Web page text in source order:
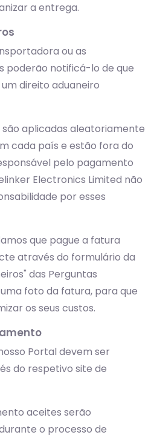
a entrega.
ou as
poderão notificá-lo de que
direito aduaneiro
aplicadas aleatoriamente
cada país e estão fora do
pelo pagamento
Electronics Limited não
por esses
que pague a fatura
através do formulário da
das Perguntas
foto da fatura, para que
os seus custos.
Portal devem ser
do respetivo site de
aceites serão
o processo de